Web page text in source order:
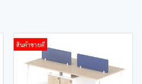
สินค้าขายดี